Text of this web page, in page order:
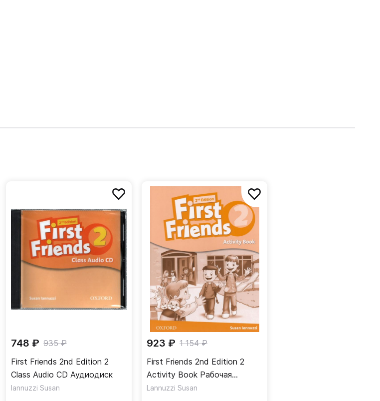
748 ₽ 935 ₽
First Friends 2nd Edition 2
Class Audio CD Аудиодиск
Iannuzzi Susan
923 ₽ 1 154 ₽
First Friends 2nd Edition 2
Activity Book Рабочая
тетрадь
Lannuzzi Susan